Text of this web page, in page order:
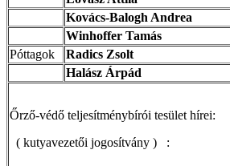
Kovács-Balogh Andrea
Winhoffer Tamás
Póttagok
Radics Zsolt
Halász Árpád
Őrző-védő teljesítménybírói tesület hírei:
( kutyavezetői jogosítvány ) :